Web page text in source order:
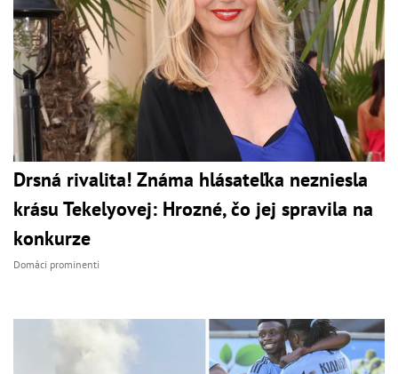
Drsná rivalita! Známa hlásateľka nezniesla
krásu Tekelyovej: Hrozné, čo jej spravila na
konkurze
Domáci prominenti